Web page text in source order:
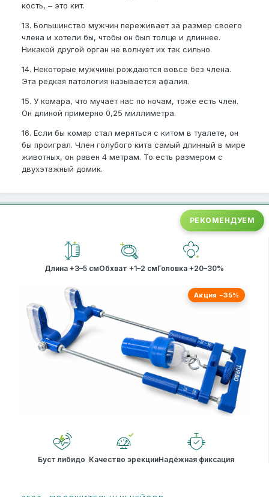
кость, – это кит.
13. Большинство мужчин переживает за размер своего
члена и хотели бы, чтобы он был толще и длиннее.
Никакой другой орган не волнует их так сильно.
14. Некоторые мужчины рождаются вовсе без члена.
Эта редкая патология называется афалия.
15. У комара, что мучает нас по ночам, тоже есть член.
Он длиной примерно 0,25 миллиметра.
16. Если бы комар стал меряться с китом в туалете, он
бы проиграл. Член голубого кита самый длинный в мире
животных, он равен 4 метрам. То есть размером с
двухэтажный домик.
РЕКОМЕНДУЕМ
Длина +3–5 смОбхват +1–2 смГоловка +20–30%
Акция −35%
Буст либидо Качество эрекцииНадёжная фиксация